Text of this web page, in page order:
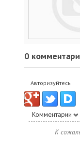
0
Авторизуйтесь
Комментарии
К